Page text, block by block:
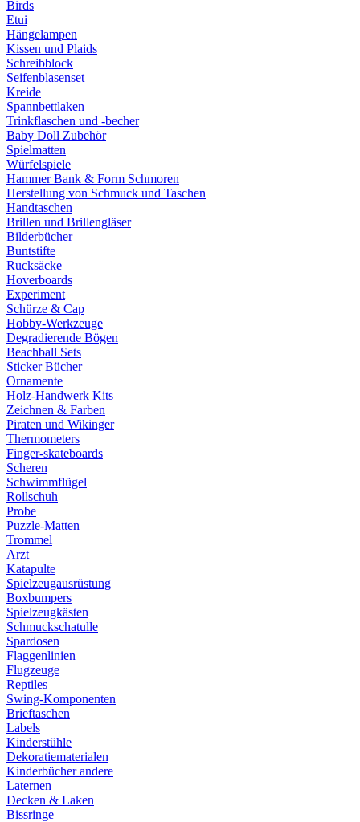
Birds
Etui
Hängelampen
Kissen und Plaids
Schreibblock
Seifenblasenset
Kreide
Spannbettlaken
Trinkflaschen und -becher
Baby Doll Zubehör
Spielmatten
Würfelspiele
Hammer Bank & Form Schmoren
Herstellung von Schmuck und Taschen
Handtaschen
Brillen und Brillengläser
Bilderbücher
Buntstifte
Rucksäcke
Hoverboards
Experiment
Schürze & Cap
Hobby-Werkzeuge
Degradierende Bögen
Beachball Sets
Sticker Bücher
Ornamente
Holz-Handwerk Kits
Zeichnen & Farben
Piraten und Wikinger
Thermometers
Finger-skateboards
Scheren
Schwimmflügel
Rollschuh
Probe
Puzzle-Matten
Trommel
Arzt
Katapulte
Spielzeugausrüstung
Boxbumpers
Spielzeugkästen
Schmuckschatulle
Spardosen
Flaggenlinien
Flugzeuge
Reptiles
Swing-Komponenten
Brieftaschen
Labels
Kinderstühle
Dekoratiematerialen
Kinderbücher andere
Laternen
Decken & Laken
Bissringe